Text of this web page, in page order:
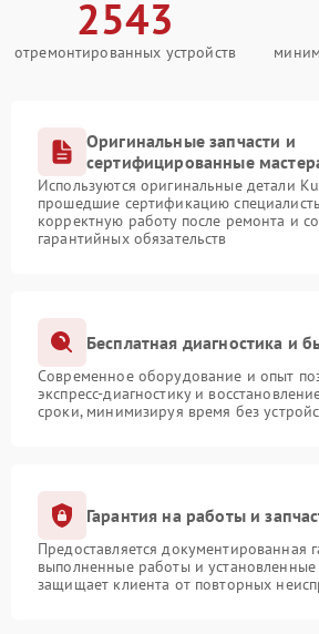
2543
отремонтированных устройств
Оригинальные запчасти и
сертифицированные
Используются оригинальные детали
прошедшие сертификацию
корректную работу после ремонта и
гарантийных обязательств
Бесплатная диагностика и
Современное оборудование и опыт
экспресс-диагностику и
сроки, минимизируя время без
Гарантия на работы и
Предоставляется документированная
выполненные работы и установленные
защищает клиента от повторных